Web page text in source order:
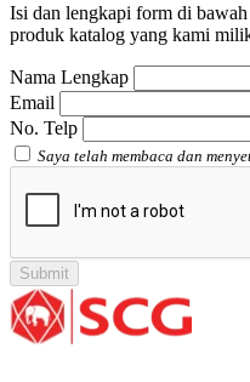
Isi dan lengkapi form di
produk katalog yang kami
Nama Lengkap
Email
No. Telp
Saya telah membaca dan